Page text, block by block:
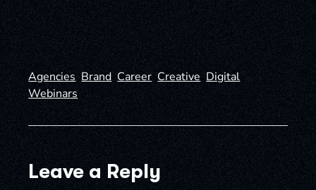
Agencies Brand Career Creative Digital
Webinars
Leave a Reply